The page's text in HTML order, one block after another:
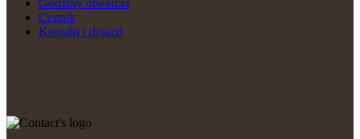
Cennik
Kontakt i dojazd